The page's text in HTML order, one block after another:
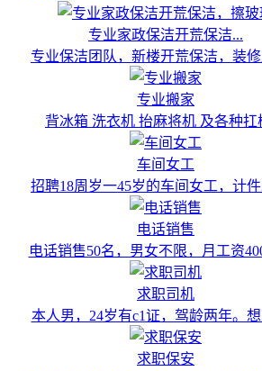
专业家政保洁开荒保洁...
专业保洁团队，新楼开荒保洁，装
专业搬家
背冰箱 洗衣机 抬麻将机 及各种扛
车间女工
招聘18周岁一45岁的车间女工，计
电话销售
电话销售50名，男女不限，月工资
求职司机
本人男，24岁有c1证，驾龄两年。
求职保安